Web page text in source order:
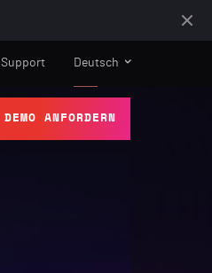
DEMO ANFORDERN
Support Deutsch